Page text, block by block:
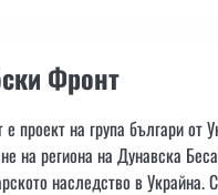
Фронт
проект на група българи от
на региона на Дунавска
наследство в Украйна.